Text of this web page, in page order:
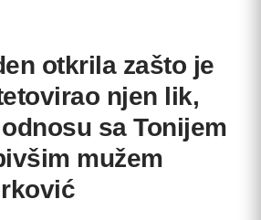
otkrila zašto je
njen lik,
sa Tonijem
mužem